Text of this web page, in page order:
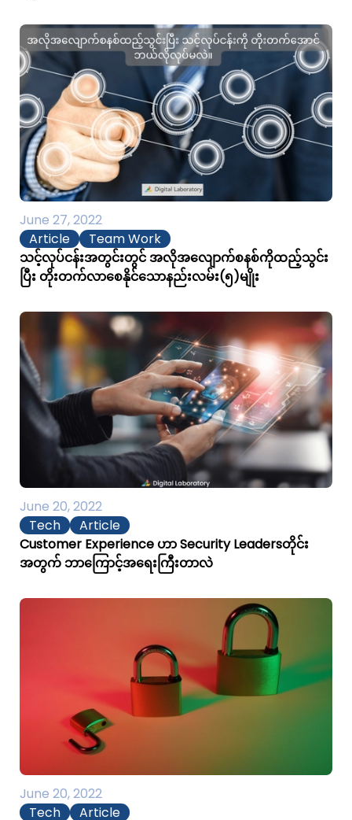
June 27, 2022
Article
Team Work
သင့်လုပ်ငန်းအတွင်းတွင် အလိုအလျောက်စနစ်ကိုထည့်သွင်း
ပြီး တိုးတက်လာစေနိုင်သောနည်းလမ်း(၅)မျိုး
June 20, 2022
Tech
Article
Customer Experience ဟာ Security Leadersတိုင်း
အတွက် ဘာကြောင့်အရေးကြီးတာလဲ
June 20, 2022
Tech
Article